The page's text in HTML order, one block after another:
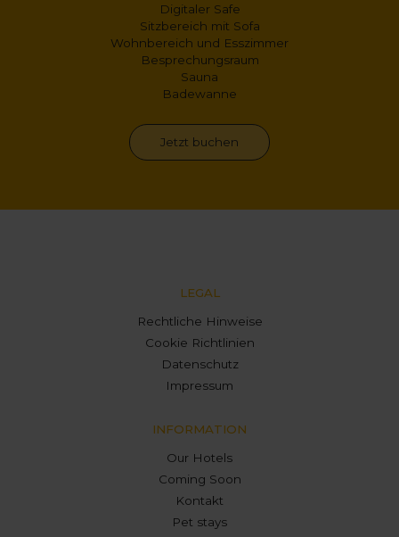
Digitaler Safe
Sitzbereich mit Sofa
Wohnbereich und Esszimmer
Besprechungsraum
Sauna
Badewanne
Jetzt buchen
LEGAL
Rechtliche Hinweise
Cookie Richtlinien
Datenschutz
Impressum
INFORMATION
Our Hotels
Coming Soon
Kontakt
Pet stays